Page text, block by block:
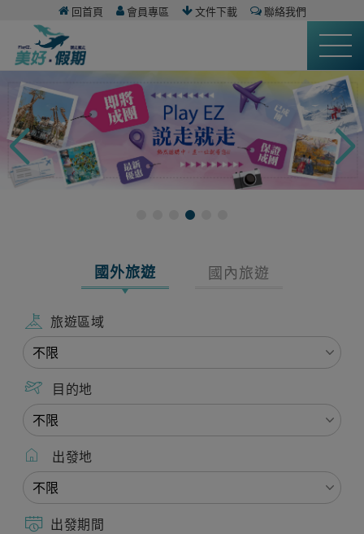
回首頁 會員專區 文件下載 聯絡我們
國外旅遊 國內旅遊
旅遊區域
目的地
出發地
出發期間